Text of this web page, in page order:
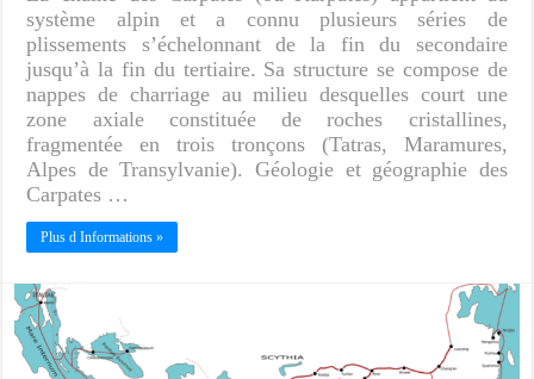
système alpin et a connu plusieurs séries de
plissements s’échelonnant de la fin du secondaire
jusqu’à la fin du tertiaire. Sa structure se compose de
nappes de charriage au milieu desquelles court une
zone axiale constituée de roches cristallines,
fragmentée en trois tronçons (Tatras, Maramures,
Alpes de Transylvanie). Géologie et géographie des
Carpates …
Plus d Informations »